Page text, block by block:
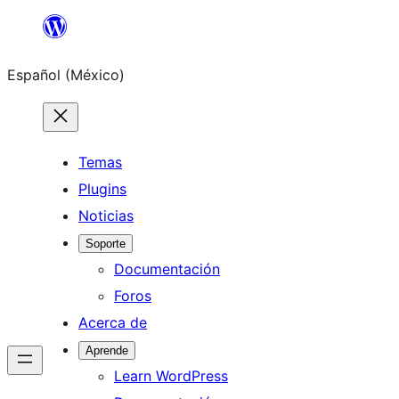
Saltar
contenido
Español (México)
Temas
Plugins
Noticias
Soporte
Documentación
Foros
Acerca de
Aprende
Learn WordPress